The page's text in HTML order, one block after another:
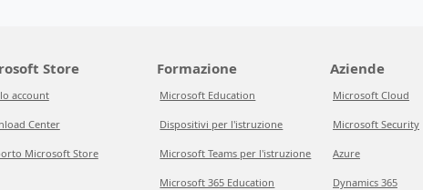
Store
account
Center
Microsoft Store
Formazione
Microsoft Education
Dispositivi per l'istruzione
Microsoft Teams per l'istruzione
Microsoft 365 Education
Aziende
Microsoft Cloud
Microsoft Security
Azure
Dynamics 365